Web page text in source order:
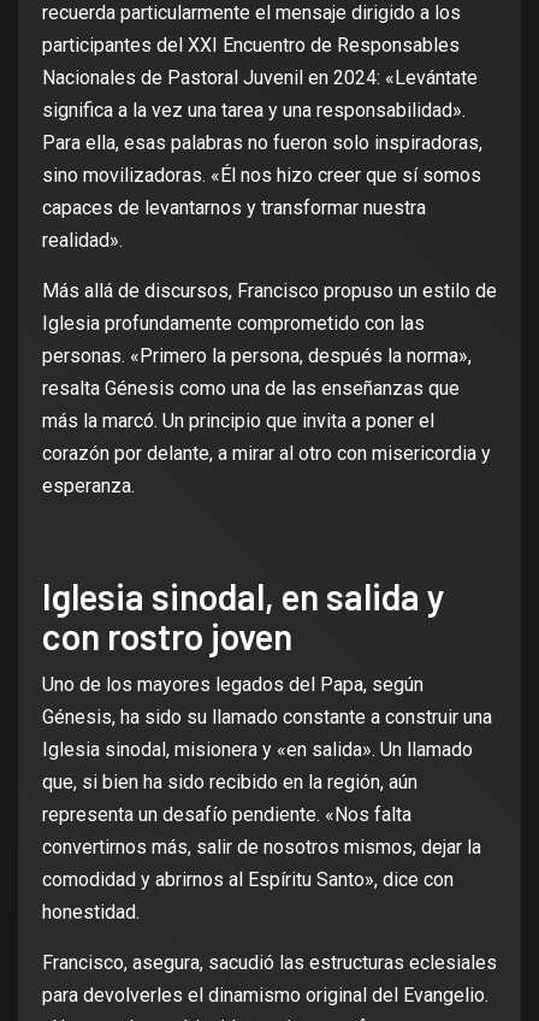
recuerda particularmente el mensaje dirigido a los
participantes del XXI Encuentro de Responsables
Nacionales de Pastoral Juvenil en 2024: «Levántate
significa a la vez una tarea y una responsabilidad».
Para ella, esas palabras no fueron solo inspiradoras,
sino movilizadoras. «Él nos hizo creer que sí somos
capaces de levantarnos y transformar nuestra
realidad».
Más allá de discursos, Francisco propuso un estilo de
Iglesia profundamente comprometido con las
personas. «Primero la persona, después la norma»,
resalta Génesis como una de las enseñanzas que
más la marcó. Un principio que invita a poner el
corazón por delante, a mirar al otro con misericordia y
esperanza.
Iglesia sinodal, en salida y
con rostro joven
Uno de los mayores legados del Papa, según
Génesis, ha sido su llamado constante a construir una
Iglesia sinodal, misionera y «en salida». Un llamado
que, si bien ha sido recibido en la región, aún
representa un desafío pendiente. «Nos falta
convertirnos más, salir de nosotros mismos, dejar la
comodidad y abrirnos al Espíritu Santo», dice con
honestidad.
Francisco, asegura, sacudió las estructuras eclesiales
para devolverles el dinamismo original del Evangelio.